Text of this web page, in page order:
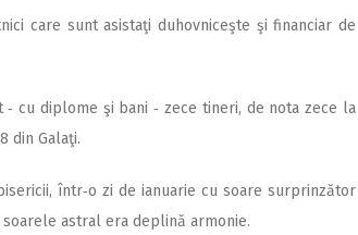
care sunt asistaţi duhovniceşte şi financiar de
cu diplome şi bani ‑ zece tineri, de nota zece la
din Galaţi.
într‑o zi de ianuarie cu soare surprinzător
astral era deplină armonie.